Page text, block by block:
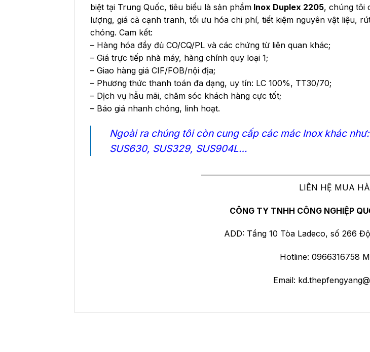
biệt tại Trung Quốc, tiêu biểu là sản phẩm Inox Duplex 2205, chúng tôi
lượng, giá cả cạnh tranh, tối ưu hóa chi phí, tiết kiệm nguyên vật liệu,
chóng. Cam kết:
– Hàng hóa đầy đủ CO/CQ/PL và các chứng từ liên quan khác;
– Giá trực tiếp nhà máy, hàng chính quy loại 1;
– Giao hàng giá CIF/FOB/nội địa;
– Phương thức thanh toán đa dạng, uy tín: LC 100%, TT30/70;
– Dịch vụ hẫu mãi, chăm sóc khách hàng cực tốt;
– Báo giá nhanh chóng, linh hoạt.
Ngoài ra chúng tôi còn cung cấp các mác Inox khác như:
SUS630, SUS329, SUS904L…
LIÊN HỆ MUA
CÔNG TY TNHH CÔNG NGHIỆP
ADD: Tầng 10 Tòa Ladeco, số 266
Hotline: 0966316758
Email: